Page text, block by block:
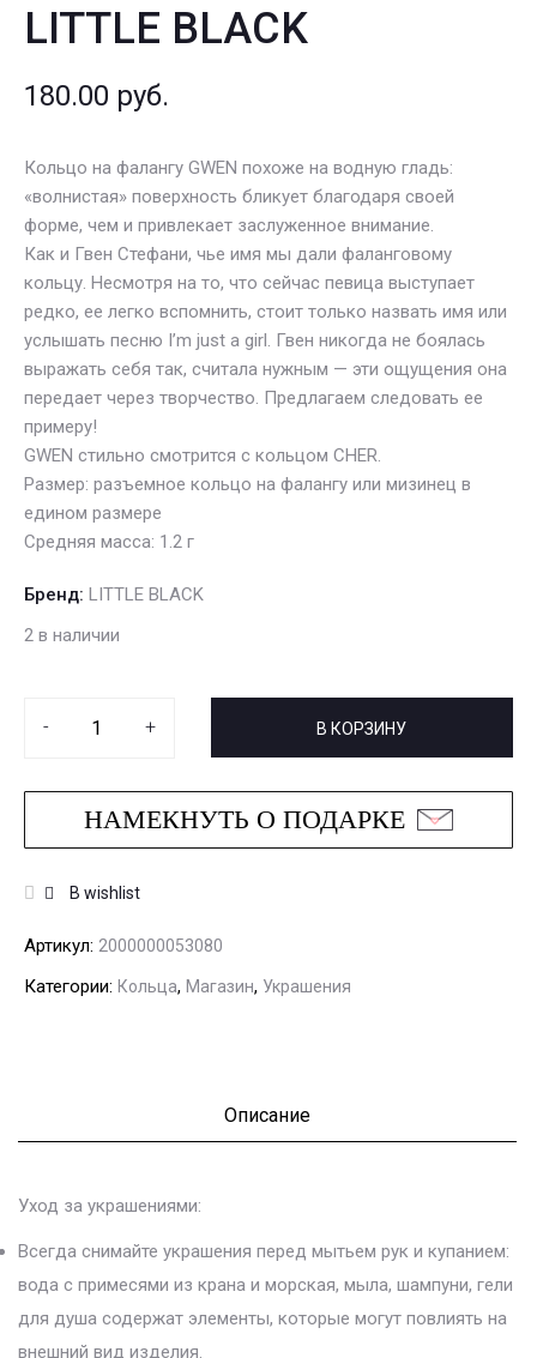
LITTLE BLACK
180.00 руб.
Кольцо на фалангу GWEN похоже на водную гладь:
«волнистая» поверхность бликует благодаря своей
форме, чем и привлекает заслуженное внимание.
Как и Гвен Стефани, чье имя мы дали фаланговому
кольцу. Несмотря на то, что сейчас певица выступает
редко, ее легко вспомнить, стоит только назвать имя или
услышать песню I’m just a girl. Гвен никогда не боялась
выражать себя так, считала нужным — эти ощущения она
передает через творчество. Предлагаем следовать ее
примеру!
GWEN стильно смотрится с кольцом CHER.
Размер: разъемное кольцо на фалангу или мизинец в
едином размере
Средняя масса: 1.2 г
Бренд: LITTLE BLACK
2 в наличии
- + В КОРЗИНУ
НАМЕКНУТЬ О ПОДАРКЕ
В wishlist
Артикул: 2000000053080
Категории: Кольца, Магазин, Украшения
Описание
Уход за украшениями:
Всегда снимайте украшения перед мытьем рук и купанием:
вода с примесями из крана и морская, мыла, шампуни, гели
для душа содержат элементы, которые могут повлиять на
внешний вид изделия.